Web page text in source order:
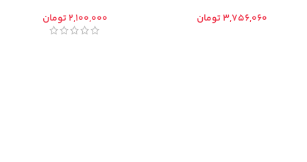
تومان
تومان